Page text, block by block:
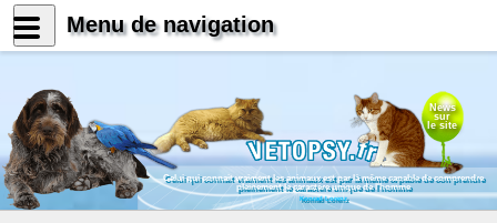
News
sur
le site
Celui qui connait vraiment les animaux est par là même capable de comprendre
pleinement le caractère unique de l'homme
Konrad Lorenz
Menu de navigation